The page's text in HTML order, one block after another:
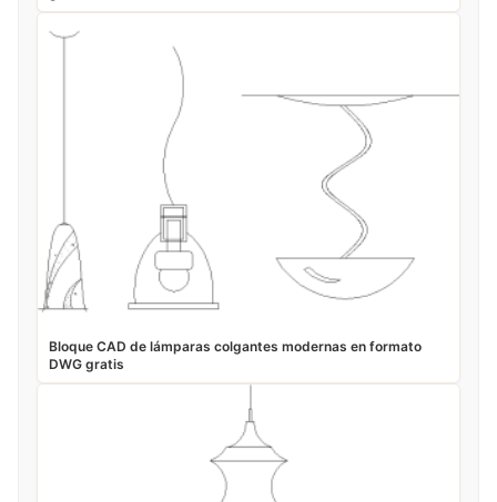
Bloque CAD de lámparas colgantes modernas en formato
DWG gratis